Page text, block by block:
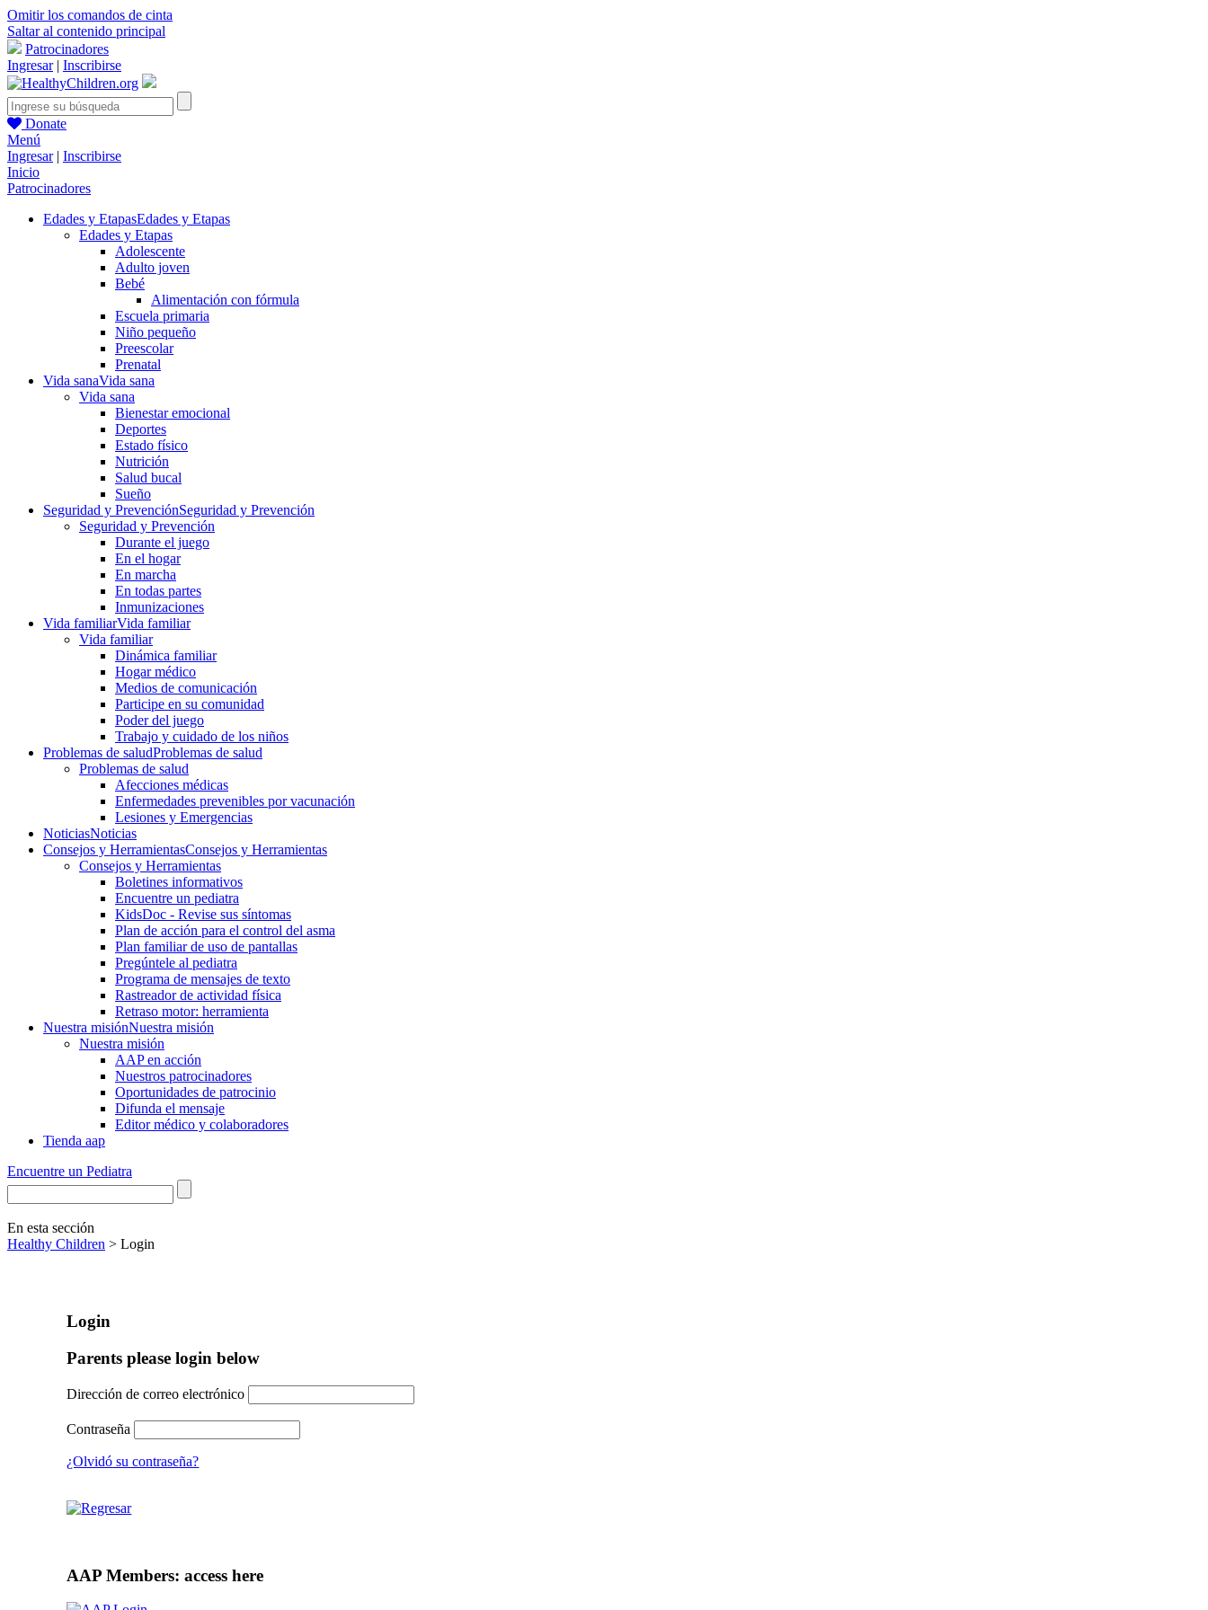
Omitir los comandos de cinta
Saltar al contenido principal
Patrocinadores
Ingresar| Inscribirse
Donate
Menú
Ingresar| Inscribirse
Inicio
Patrocinadores
Edades y EtapasEdades y Etapas
Edades y Etapas
Adolescente
Adulto joven
Bebé
Alimentación con fórmula
Escuela primaria
Niño pequeño
Preescolar
Prenatal
Vida sanaVida sana
Vida sana
Bienestar emocional
Deportes
Estado físico
Nutrición
Salud bucal
Sueño
Seguridad y PrevenciónSeguridad y Prevención
Seguridad y Prevención
Durante el juego
En el hogar
En marcha
En todas partes
Inmunizaciones
Vida familiarVida familiar
Vida familiar
Dinámica familiar
Hogar médico
Medios de comunicación
Participe en su comunidad
Poder del juego
Trabajo y cuidado de los niños
Problemas de saludProblemas de salud
Problemas de salud
Afecciones médicas
Enfermedades prevenibles por vacunación
Lesiones y Emergencias
NoticiasNoticias
Consejos y HerramientasConsejos y Herramientas
Consejos y Herramientas
Boletines informativos
Encuentre un pediatra
KidsDoc - Revise sus síntomas
Plan de acción para el control del asma
Plan familiar de uso de pantallas
Pregúntele al pediatra
Programa de mensajes de texto
Rastre​​ador de activida​d física
Retraso motor: herramienta
Nuestra misiónNuestra misión
Nuestra misión
AAP en acción
Nuestros patrocinadores
Oportunidades de patrocinio
Difunda el mensaje
Editor médico y colaboradores
Tienda aap
Encuentre un Pediatra
En esta sección
Healthy Children > Login
Login
Parents please login below
Dirección de correo electrónico
Contraseña
¿Olvidó su contraseña?
AAP Members: access here